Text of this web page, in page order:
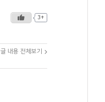
3+
글 내용 전체보기